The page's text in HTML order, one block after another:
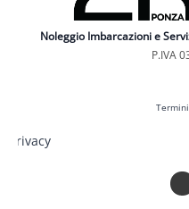
Noleggio Imbarcazioni e
P.IVA
Privacy